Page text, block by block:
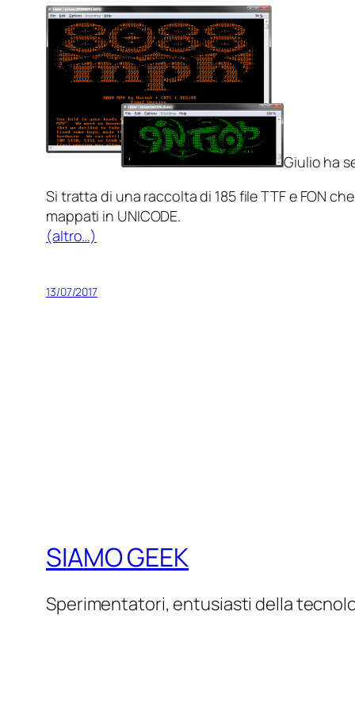
Giulio ha
Si tratta di una raccolta di 185 file TTF e FON
mappati in UNICODE.
(altro…)
13/07/2017
SIAMO GEEK
Sperimentatori, entusiasti della